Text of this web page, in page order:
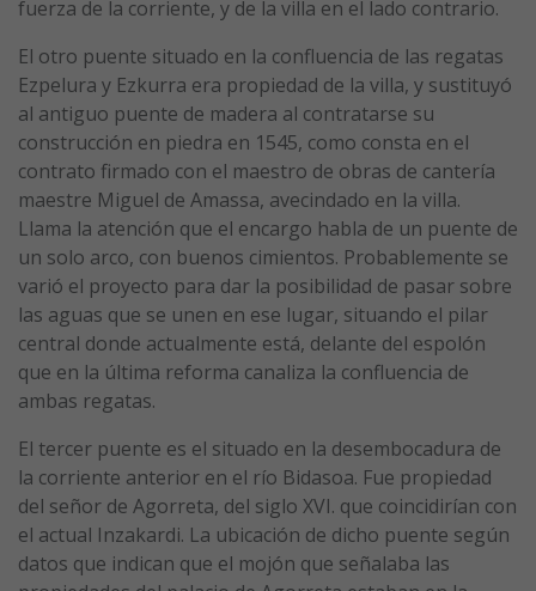
fuerza de la corriente, y de la villa en el lado contrario.
El otro puente situado en la confluencia de las regatas
Ezpelura y Ezkurra era propiedad de la villa, y sustituyó
al antiguo puente de madera al contratarse su
construcción en piedra en 1545, como consta en el
contrato firmado con el maestro de obras de cantería
maestre Miguel de Amassa, avecindado en la villa.
Llama la atención que el encargo habla de un puente de
un solo arco, con buenos cimientos. Probablemente se
varió el proyecto para dar la posibilidad de pasar sobre
las aguas que se unen en ese lugar, situando el pilar
central donde actualmente está, delante del espolón
que en la última reforma canaliza la confluencia de
ambas regatas.
El tercer puente es el situado en la desembocadura de
la corriente anterior en el río Bidasoa. Fue propiedad
del señor de Agorreta, del siglo XVI. que coincidirían con
el actual Inzakardi. La ubicación de dicho puente según
datos que indican que el mojón que señalaba las